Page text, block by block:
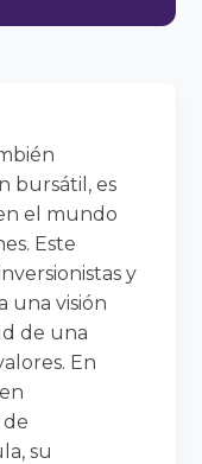
bursátil, es
el mundo
Este
y
una visión
de una
En
su